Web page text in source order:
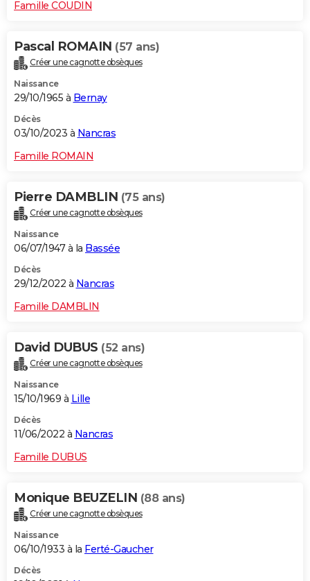
Famille COUDIN
Pascal ROMAIN (57 ans)
Créer une cagnotte obsèques
Naissance
29/10/1965 à Bernay
Décès
03/10/2023 à Nancras
Famille ROMAIN
Pierre DAMBLIN (75 ans)
Créer une cagnotte obsèques
Naissance
06/07/1947 à la Bassée
Décès
29/12/2022 à Nancras
Famille DAMBLIN
David DUBUS (52 ans)
Créer une cagnotte obsèques
Naissance
15/10/1969 à Lille
Décès
11/06/2022 à Nancras
Famille DUBUS
Monique BEUZELIN (88 ans)
Créer une cagnotte obsèques
Naissance
06/10/1933 à la Ferté-Gaucher
Décès